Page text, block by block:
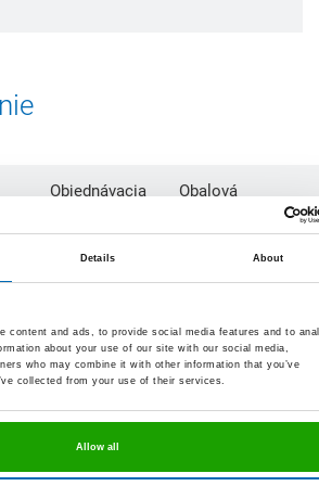
Details About
content and ads, to provide social media features and to
about your use of our site with our social media,
who may combine it with other information that you’ve
collected from your use of their services.
Allow all
Objednávacia
(ObJ)
Obalová
(OJ)
Obj.
1 ks 10 ks
1 ks